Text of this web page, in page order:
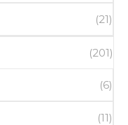
(21)
(201)
(6)
(11)